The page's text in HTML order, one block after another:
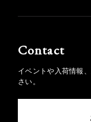
Contact
イベントや入荷情報
さい。